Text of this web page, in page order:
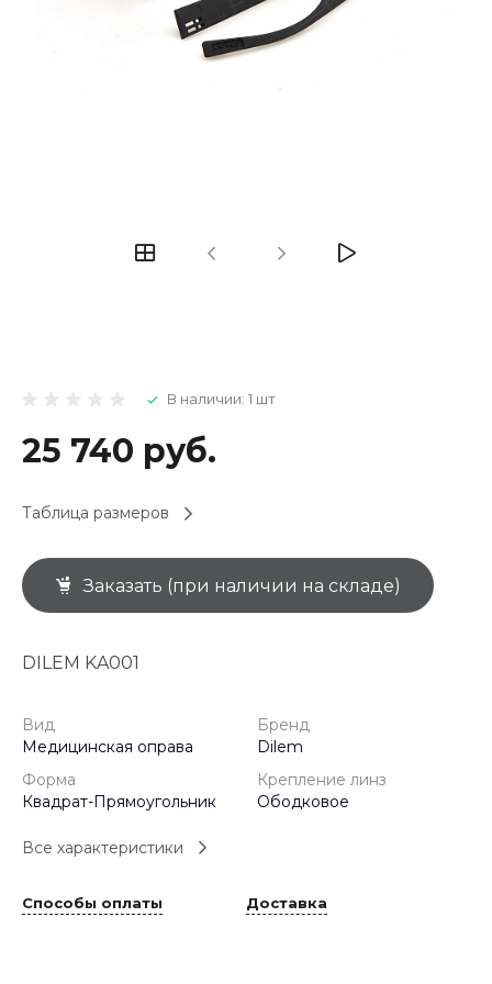
В наличии: 1 шт
25 740 руб.
Таблица размеров
Заказать (при наличии на складе)
DILEM KA001
Вид
Медицинская оправа
Бренд
Dilem
Форма
Квадрат-Прямоугольник
Крепление линз
Ободковое
Все характеристики
Способы оплаты Доставка